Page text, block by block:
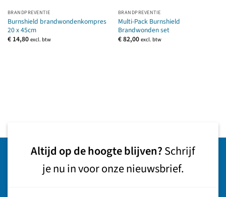
BRANDPREVENTIE
Burnshield brandwondenkompres
20 x 45cm
€14,80 excl. btw
BRANDPREVENTIE
Multi-Pack Burnshield
Brandwonden set
€82,00 excl. btw
Altijd op de hoogte blijven?Schrijf
je nu in voor onze nieuwsbrief.